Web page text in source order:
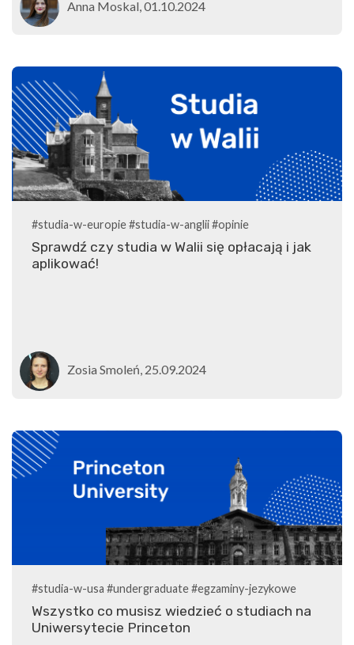
Anna Moskal, 01.10.2024
#studia-w-europie#studia-w-anglii#opinie
Sprawdź czy studia w Walii się opłacają i jak
aplikować!
Zosia Smoleń, 25.09.2024
#studia-w-usa #undergraduate#egzaminy-jezykowe
Wszystko co musisz wiedzieć o studiach na
Uniwersytecie Princeton